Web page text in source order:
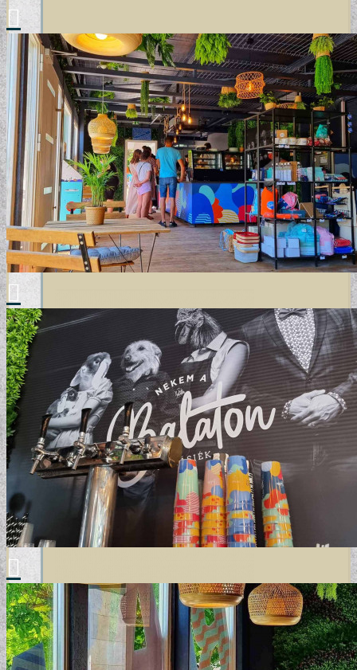
DESIGN TAPÉTÁK
ELEMENTAL COLLECTION